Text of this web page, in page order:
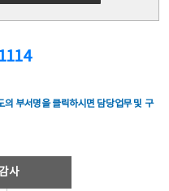
의 부서명을 클릭하시면 담당업무 및 구
사